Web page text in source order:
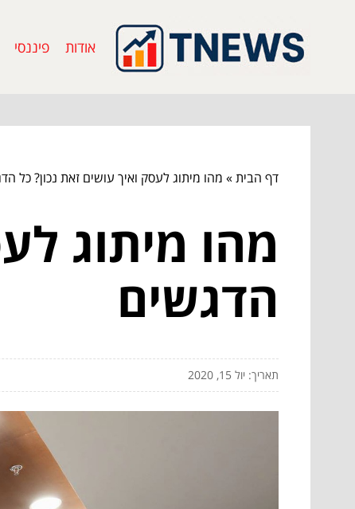
אודות פיננסי
דף הבית» מהו מיתוג לעסק ואיך עושים זאת נכון? כל
מהו מיתוג
הדגשים
תאריך: יול 15, 2020